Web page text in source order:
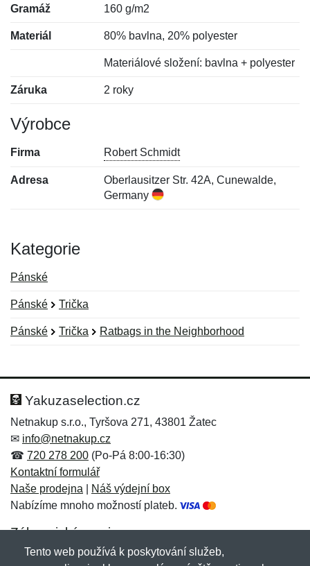
Gramáž 160 g/m2
Materiál 80% bavlna, 20% polyester
Materiálové složení: bavlna + polyester
Záruka 2 roky
Výrobce
Firma Robert Schmidt
Adresa
Oberlausitzer Str. 42A, Cunewalde,
Germany
Kategorie
Pánské
Pánské Trička
Pánské Trička Ratbags in the Neighborhood
Hodnocení:
Jméno: *
Jméno:
E-mail:*
Yakuzaselection.cz
Netnakup s.r.o., Tyršova 271, 43801 Žatec
✉ info@netnakup.cz
☎ 720 278 200 (Po-Pá 8:00-16:30)
Kontaktní formulář
Naše prodejna
Náš výdejní box
Nabízíme mnoho možností plateb.
Zákaznický servis
Novinky emailem
Tento web používá k poskytování služeb,